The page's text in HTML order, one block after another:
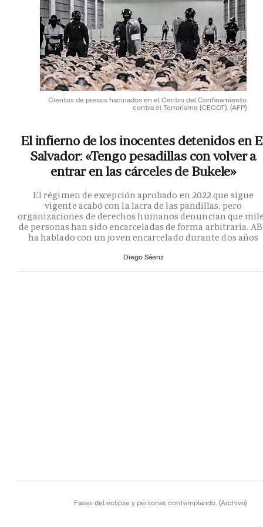
Cientos de presos hacinados en el Centro del Confinamiento
contra el Terrorismo (CECOT). (AFP)
El infierno de los inocentes detenidos en
Salvador: «Tengo pesadillas con volver a
entrar en las cárceles de Bukele»
El régimen de excepción aprobado en 2022 que sigue
vigente acabó con la lacra de las pandillas, pero
organizaciones de derechos humanos denuncian que
de personas han sido encarceladas de forma arbitraria.
ha hablado con un joven encarcelado durante dos años
Diego Sáenz
Fases del eclipse y personas contemplando. (Archivo)